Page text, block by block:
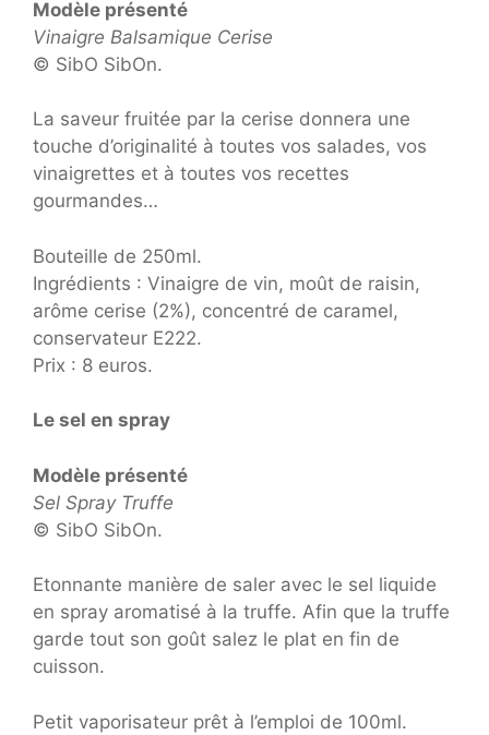
Modèle présenté
Vinaigre Balsamique Cerise
© SibO SibOn.
La saveur fruitée par la cerise donnera une
touche d’originalité à toutes vos salades, vos
vinaigrettes et à toutes vos recettes
gourmandes…
Bouteille de 250ml.
Ingrédients : Vinaigre de vin, moût de raisin,
arôme cerise (2%), concentré de caramel,
conservateur E222.
Prix : 8 euros.
Le sel en spray
Modèle présenté
Sel Spray Truffe
© SibO SibOn.
Etonnante manière de saler avec le sel liquide
en spray aromatisé à la truffe. Afin que la truffe
garde tout son goût salez le plat en fin de
cuisson.
Petit vaporisateur prêt à l’emploi de 100ml.